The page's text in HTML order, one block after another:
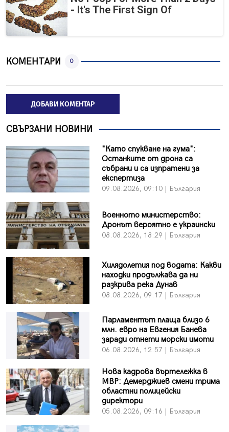
- It's The First Sign Of
КОМЕНТАРИ 0
ДОБАВИ КОМЕНТАР
СВЪРЗАНИ НОВИНИ
"Като спукване на гума":
Останките от дрона са
събрани и са изпратени за
експертиза
09.08.2026, 09:10 | България
Военното министерство:
Дронът вероятно е украински
08.08.2026, 18:29 | България
Хилядолетия под водата: Какви
находки продължава да ни
разкрива река Дунав
08.08.2026, 09:17 | България
Парламентът плаща близо 6
млн. евро на Евгения Банева
заради отнети морски имоти
06.08.2026, 12:57 | България
Нова кадрова въртележка в
МВР: Демерджиев смени трима
областни полицейски
директори
05.08.2026, 09:16 | България